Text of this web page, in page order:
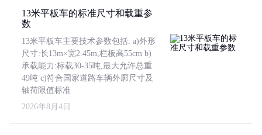
13米平板车的标准尺寸和载重参
数
13米平板车主要技术参数包括: a)外形
尺寸:长13m×宽2.45m,栏板高55cm b)
承载能力:标载30-35吨,最大允许总重
49吨 c)符合国家道路车辆外廓尺寸及
轴荷限值标准
2026年8月4日